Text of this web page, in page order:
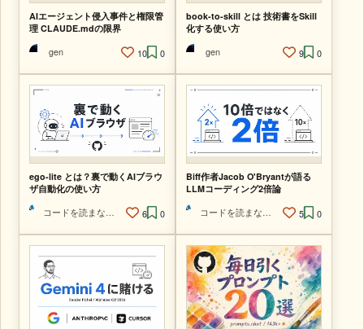
AIエージェント侵入事件と権限管
理 CLAUDE.mdの限界
gen
10 0
book-to-skill とは 技術書をSkill
化する使い方
gen
9 0
ego-lite とは？裏で動くAIブラウ
ザ自動化の使い方
6 0
Biff作者Jacob O'Bryantが語る
LLMコーディング2倍論
5 0